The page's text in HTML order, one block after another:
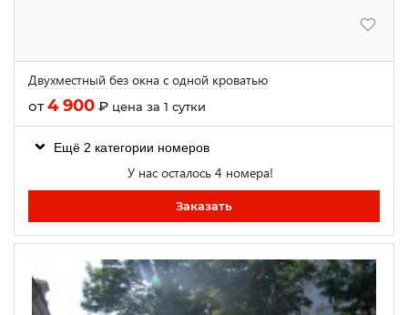
Двухместный без окна с одной кроватью
от4 900 ₽ цена за 1 сутки
Ещё 2 категории номеров
У нас осталось 4 номера!
Заказать